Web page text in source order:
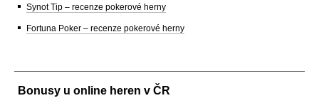
Synot Tip – recenze pokerové herny
Fortuna Poker – recenze pokerové herny
Bonusy u online heren v ČR